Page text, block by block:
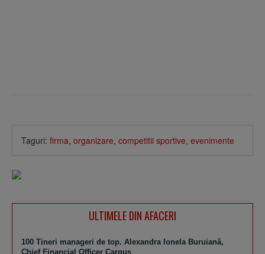
Taguri: firma, organizare, competitii sportive, evenimente
ULTIMELE DIN AFACERI
100 Tineri manageri de top. Alexandra Ionela Buruiană,
Chief Financial Officer Cargus